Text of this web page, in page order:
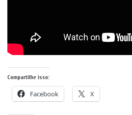
Compartilhe isso:
Facebook X